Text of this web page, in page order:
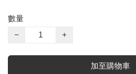
數量
−
+
加至購物車